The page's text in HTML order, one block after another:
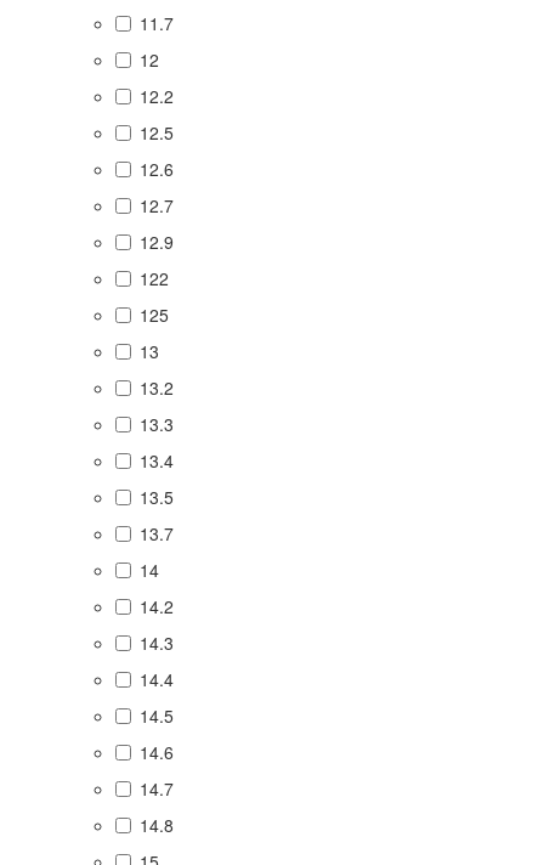
11.7
12
12.2
12.5
12.6
12.7
12.9
122
125
13
13.2
13.3
13.4
13.5
13.7
14
14.2
14.3
14.4
14.5
14.6
14.7
14.8